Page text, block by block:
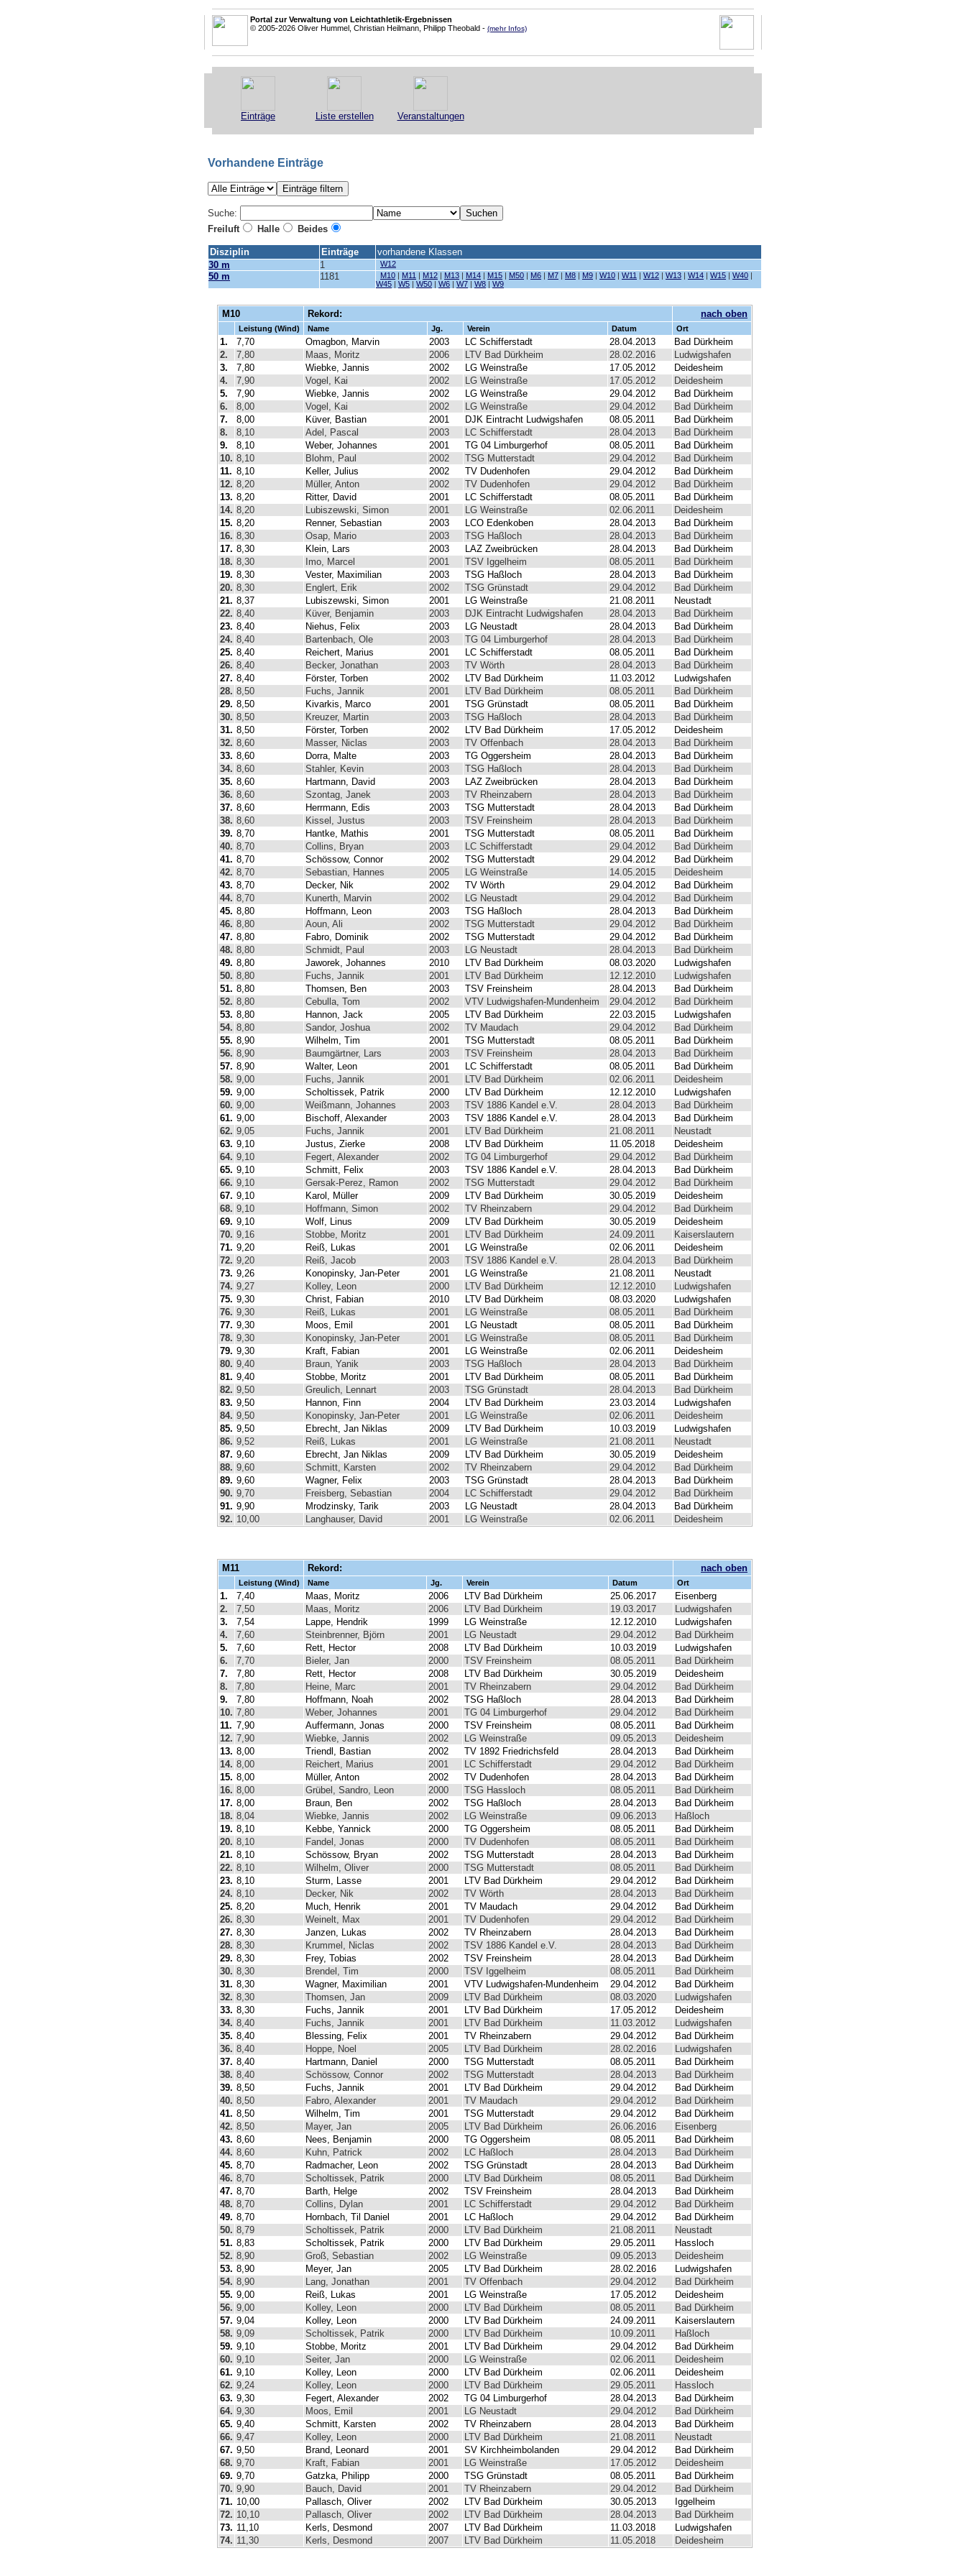
Portal zur Verwaltung von Leichtathletik-Ergebnissen
© 2005-2026 Oliver Hummel, Christian Heilmann, Philipp Theobald - (mehr Infos)
Einträge Liste erstellen Veranstaltungen
Vorhandene Einträge
Suche:
Freiluft
Halle Beides
Disziplin Einträge
vorhandene Klassen
30 m
1 W12
50 m 1181 M10 | M11 | M12 | M13 | M14 | M15 | M50 | M6 | M7 | M8 | M9 | W10 | W11 | W12 | W13 | W14 | W15 | W40 |
W45 | W5 | W50 | W6 | W7 | W8 | W9
M10 Rekord: nach oben
Leistung (Wind) Name Jg. Verein Datum Ort
1. 7,70 Omagbon, Marvin 2003 LC Schifferstadt 28.04.2013
Bad Dürkheim
2.
7,80 Maas, Moritz 2006 LTV Bad Dürkheim 28.02.2016
Ludwigshafen
3.
7,80 Wiebke, Jannis 2002 LG Weinstraße 17.05.2012
Deidesheim
4.
7,90 Vogel, Kai 2002 LG Weinstraße 17.05.2012
Deidesheim
5.
7,90 Wiebke, Jannis 2002 LG Weinstraße 29.04.2012
Bad Dürkheim
6.
8,00 Vogel, Kai 2002 LG Weinstraße 29.04.2012
Bad Dürkheim
7.
8,00 Küver, Bastian 2001 DJK Eintracht Ludwigshafen 08.05.2011
Bad Dürkheim
8.
8,10 Adel, Pascal 2003 LC Schifferstadt 28.04.2013
Bad Dürkheim
9.
8,10 Weber, Johannes 2001 TG 04 Limburgerhof 08.05.2011
Bad Dürkheim
10. 8,10 Blohm, Paul 2002 TSG Mutterstadt 29.04.2012
Bad Dürkheim
11. 8,10 Keller, Julius 2002 TV Dudenhofen 29.04.2012
Bad Dürkheim
12. 8,20 Müller, Anton 2002 TV Dudenhofen 29.04.2012
Bad Dürkheim
13. 8,20 Ritter, David 2001 LC Schifferstadt 08.05.2011
Bad Dürkheim
14. 8,20 Lubiszewski, Simon 2001 LG Weinstraße 02.06.2011
Deidesheim
15. 8,20 Renner, Sebastian 2003 LCO Edenkoben 28.04.2013
Bad Dürkheim
16. 8,30 Osap, Mario 2003 TSG Haßloch 28.04.2013
Bad Dürkheim
17. 8,30 Klein, Lars 2003 LAZ Zweibrücken 28.04.2013
Bad Dürkheim
18. 8,30 Imo, Marcel 2001 TSV Iggelheim 08.05.2011
Bad Dürkheim
19. 8,30 Vester, Maximilian 2003 TSG Haßloch 28.04.2013
Bad Dürkheim
20. 8,30 Englert, Erik 2002 TSG Grünstadt 29.04.2012
Bad Dürkheim
21. 8,37 Lubiszewski, Simon 2001 LG Weinstraße 21.08.2011
Neustadt
22. 8,40 Küver, Benjamin 2003 DJK Eintracht Ludwigshafen 28.04.2013
Bad Dürkheim
23. 8,40 Niehus, Felix 2003 LG Neustadt 28.04.2013
Bad Dürkheim
24. 8,40 Bartenbach, Ole 2003 TG 04 Limburgerhof 28.04.2013
Bad Dürkheim
25. 8,40 Reichert, Marius 2001 LC Schifferstadt 08.05.2011
Bad Dürkheim
26. 8,40 Becker, Jonathan 2003 TV Wörth 28.04.2013
Bad Dürkheim
27. 8,40 Förster, Torben 2002 LTV Bad Dürkheim 11.03.2012
Ludwigshafen
28. 8,50 Fuchs, Jannik 2001 LTV Bad Dürkheim 08.05.2011
Bad Dürkheim
29. 8,50 Kivarkis, Marco 2001 TSG Grünstadt 08.05.2011
Bad Dürkheim
30. 8,50 Kreuzer, Martin 2003 TSG Haßloch 28.04.2013
Bad Dürkheim
31. 8,50 Förster, Torben 2002 LTV Bad Dürkheim 17.05.2012
Deidesheim
32. 8,60 Masser, Niclas 2003 TV Offenbach 28.04.2013
Bad Dürkheim
33. 8,60 Dorra, Malte 2003 TG Oggersheim 28.04.2013
Bad Dürkheim
34. 8,60 Stahler, Kevin 2003 TSG Haßloch 28.04.2013
Bad Dürkheim
35. 8,60 Hartmann, David 2003 LAZ Zweibrücken 28.04.2013
Bad Dürkheim
36. 8,60 Szontag, Janek 2003 TV Rheinzabern 28.04.2013
Bad Dürkheim
37. 8,60 Herrmann, Edis 2003 TSG Mutterstadt 28.04.2013
Bad Dürkheim
38. 8,60 Kissel, Justus 2003 TSV Freinsheim 28.04.2013
Bad Dürkheim
39. 8,70 Hantke, Mathis 2001 TSG Mutterstadt 08.05.2011
Bad Dürkheim
40. 8,70 Collins, Bryan 2003 LC Schifferstadt 29.04.2012
Bad Dürkheim
41. 8,70 Schössow, Connor 2002 TSG Mutterstadt 29.04.2012
Bad Dürkheim
42. 8,70 Sebastian, Hannes 2005 LG Weinstraße 14.05.2015
Deidesheim
43. 8,70 Decker, Nik 2002 TV Wörth 29.04.2012
Bad Dürkheim
44. 8,70 Kunerth, Marvin 2002 LG Neustadt 29.04.2012
Bad Dürkheim
45. 8,80 Hoffmann, Leon 2003 TSG Haßloch 28.04.2013
Bad Dürkheim
46. 8,80 Aoun, Ali 2002 TSG Mutterstadt 29.04.2012
Bad Dürkheim
47. 8,80 Fabro, Dominik 2002 TSG Mutterstadt 29.04.2012
Bad Dürkheim
48. 8,80 Schmidt, Paul 2003 LG Neustadt 28.04.2013
Bad Dürkheim
49. 8,80 Jaworek, Johannes 2010 LTV Bad Dürkheim 08.03.2020
Ludwigshafen
50. 8,80 Fuchs, Jannik 2001 LTV Bad Dürkheim 12.12.2010
Ludwigshafen
51. 8,80 Thomsen, Ben 2003 TSV Freinsheim 28.04.2013
Bad Dürkheim
52. 8,80 Cebulla, Tom 2002 VTV Ludwigshafen-Mundenheim 29.04.2012
Bad Dürkheim
53. 8,80 Hannon, Jack 2005 LTV Bad Dürkheim 22.03.2015
Ludwigshafen
54. 8,80 Sandor, Joshua 2002 TV Maudach 29.04.2012
Bad Dürkheim
55. 8,90 Wilhelm, Tim 2001 TSG Mutterstadt 08.05.2011
Bad Dürkheim
56. 8,90 Baumgärtner, Lars 2003 TSV Freinsheim 28.04.2013
Bad Dürkheim
57. 8,90 Walter, Leon 2001 LC Schifferstadt 08.05.2011
Bad Dürkheim
58. 9,00 Fuchs, Jannik 2001 LTV Bad Dürkheim 02.06.2011
Deidesheim
59. 9,00 Scholtissek, Patrik 2000 LTV Bad Dürkheim 12.12.2010
Ludwigshafen
60. 9,00 Weißmann, Johannes 2003 TSV 1886 Kandel e.V. 28.04.2013
Bad Dürkheim
61. 9,00 Bischoff, Alexander 2003 TSV 1886 Kandel e.V. 28.04.2013
Bad Dürkheim
62. 9,05 Fuchs, Jannik 2001 LTV Bad Dürkheim 21.08.2011
Neustadt
63. 9,10 Justus, Zierke 2008 LTV Bad Dürkheim 11.05.2018
Deidesheim
64. 9,10 Fegert, Alexander 2002 TG 04 Limburgerhof 29.04.2012
Bad Dürkheim
65. 9,10 Schmitt, Felix 2003 TSV 1886 Kandel e.V. 28.04.2013
Bad Dürkheim
66. 9,10 Gersak-Perez, Ramon 2002 TSG Mutterstadt 29.04.2012
Bad Dürkheim
67. 9,10 Karol, Müller 2009 LTV Bad Dürkheim 30.05.2019
Deidesheim
68. 9,10 Hoffmann, Simon 2002 TV Rheinzabern 29.04.2012
Bad Dürkheim
69. 9,10 Wolf, Linus 2009 LTV Bad Dürkheim 30.05.2019
Deidesheim
70. 9,16 Stobbe, Moritz 2001 LTV Bad Dürkheim 24.09.2011
Kaiserslautern
71. 9,20 Reiß, Lukas 2001 LG Weinstraße 02.06.2011
Deidesheim
72. 9,20 Reiß, Jacob 2003 TSV 1886 Kandel e.V. 28.04.2013
Bad Dürkheim
73. 9,26 Konopinsky, Jan-Peter 2001 LG Weinstraße 21.08.2011
Neustadt
74. 9,27 Kolley, Leon 2000 LTV Bad Dürkheim 12.12.2010
Ludwigshafen
75. 9,30 Christ, Fabian 2010 LTV Bad Dürkheim 08.03.2020
Ludwigshafen
76. 9,30 Reiß, Lukas 2001 LG Weinstraße 08.05.2011
Bad Dürkheim
77. 9,30 Moos, Emil 2001 LG Neustadt 08.05.2011
Bad Dürkheim
78. 9,30 Konopinsky, Jan-Peter 2001 LG Weinstraße 08.05.2011
Bad Dürkheim
79. 9,30 Kraft, Fabian 2001 LG Weinstraße 02.06.2011
Deidesheim
80. 9,40 Braun, Yanik 2003 TSG Haßloch 28.04.2013
Bad Dürkheim
81. 9,40 Stobbe, Moritz 2001 LTV Bad Dürkheim 08.05.2011
Bad Dürkheim
82. 9,50 Greulich, Lennart 2003 TSG Grünstadt 28.04.2013
Bad Dürkheim
83. 9,50 Hannon, Finn 2004 LTV Bad Dürkheim 23.03.2014
Ludwigshafen
84. 9,50 Konopinsky, Jan-Peter 2001 LG Weinstraße 02.06.2011
Deidesheim
85. 9,50 Ebrecht, Jan Niklas 2009 LTV Bad Dürkheim 10.03.2019
Ludwigshafen
86. 9,52 Reiß, Lukas 2001 LG Weinstraße 21.08.2011
Neustadt
87. 9,60 Ebrecht, Jan Niklas 2009 LTV Bad Dürkheim 30.05.2019
Deidesheim
88. 9,60 Schmitt, Karsten 2002 TV Rheinzabern 29.04.2012
Bad Dürkheim
89. 9,60 Wagner, Felix 2003 TSG Grünstadt 28.04.2013
Bad Dürkheim
90. 9,70 Freisberg, Sebastian 2004 LC Schifferstadt 29.04.2012
Bad Dürkheim
91. 9,90 Mrodzinsky, Tarik 2003 LG Neustadt 28.04.2013
Bad Dürkheim
92. 10,00 Langhauser, David 2001 LG Weinstraße 02.06.2011 Deidesheim
M11 Rekord: nach oben
Leistung (Wind) Name Jg. Verein Datum Ort
1. 7,40 Maas, Moritz 2006 LTV Bad Dürkheim 25.06.2017
Eisenberg
2.
7,50 Maas, Moritz 2006 LTV Bad Dürkheim 19.03.2017
Ludwigshafen
3.
7,54 Lappe, Hendrik 1999 LG Weinstraße 12.12.2010
Ludwigshafen
4.
7,60 Steinbrenner, Björn 2001 LG Neustadt 29.04.2012
Bad Dürkheim
5.
7,60 Rett, Hector 2008 LTV Bad Dürkheim 10.03.2019
Ludwigshafen
6.
7,70 Bieler, Jan 2000 TSV Freinsheim 08.05.2011
Bad Dürkheim
7.
7,80 Rett, Hector 2008 LTV Bad Dürkheim 30.05.2019
Deidesheim
8.
7,80 Heine, Marc 2001 TV Rheinzabern 29.04.2012
Bad Dürkheim
9.
7,80 Hoffmann, Noah 2002 TSG Haßloch 28.04.2013
Bad Dürkheim
10. 7,80 Weber, Johannes 2001 TG 04 Limburgerhof 29.04.2012
Bad Dürkheim
11. 7,90 Auffermann, Jonas 2000 TSV Freinsheim 08.05.2011
Bad Dürkheim
12. 7,90 Wiebke, Jannis 2002 LG Weinstraße 09.05.2013
Deidesheim
13. 8,00 Triendl, Bastian 2002 TV 1892 Friedrichsfeld 28.04.2013
Bad Dürkheim
14. 8,00 Reichert, Marius 2001 LC Schifferstadt 29.04.2012
Bad Dürkheim
15. 8,00 Müller, Anton 2002 TV Dudenhofen 28.04.2013
Bad Dürkheim
16. 8,00 Grübel, Sandro, Leon 2000 TSG Hassloch 08.05.2011
Bad Dürkheim
17. 8,00 Braun, Ben 2002 TSG Haßloch 28.04.2013
Bad Dürkheim
18. 8,04 Wiebke, Jannis 2002 LG Weinstraße 09.06.2013
Haßloch
19. 8,10 Kebbe, Yannick 2000 TG Oggersheim 08.05.2011
Bad Dürkheim
20. 8,10 Fandel, Jonas 2000 TV Dudenhofen 08.05.2011
Bad Dürkheim
21. 8,10 Schössow, Bryan 2002 TSG Mutterstadt 28.04.2013
Bad Dürkheim
22. 8,10 Wilhelm, Oliver 2000 TSG Mutterstadt 08.05.2011
Bad Dürkheim
23. 8,10 Sturm, Lasse 2001 LTV Bad Dürkheim 29.04.2012
Bad Dürkheim
24. 8,10 Decker, Nik 2002 TV Wörth 28.04.2013
Bad Dürkheim
25. 8,20 Much, Henrik 2001 TV Maudach 29.04.2012
Bad Dürkheim
26. 8,30 Weinelt, Max 2001 TV Dudenhofen 29.04.2012
Bad Dürkheim
27. 8,30 Janzen, Lukas 2002 TV Rheinzabern 28.04.2013
Bad Dürkheim
28. 8,30 Krummel, Niclas 2002 TSV 1886 Kandel e.V. 28.04.2013
Bad Dürkheim
29. 8,30 Frey, Tobias 2002 TSV Freinsheim 28.04.2013
Bad Dürkheim
30. 8,30 Brendel, Tim 2000 TSV Iggelheim 08.05.2011
Bad Dürkheim
31. 8,30 Wagner, Maximilian 2001 VTV Ludwigshafen-Mundenheim 29.04.2012
Bad Dürkheim
32. 8,30 Thomsen, Jan 2009 LTV Bad Dürkheim 08.03.2020
Ludwigshafen
33. 8,30 Fuchs, Jannik 2001 LTV Bad Dürkheim 17.05.2012
Deidesheim
34. 8,40 Fuchs, Jannik 2001 LTV Bad Dürkheim 11.03.2012
Ludwigshafen
35. 8,40 Blessing, Felix 2001 TV Rheinzabern 29.04.2012
Bad Dürkheim
36. 8,40 Hoppe, Noel 2005 LTV Bad Dürkheim 28.02.2016
Ludwigshafen
37. 8,40 Hartmann, Daniel 2000 TSG Mutterstadt 08.05.2011
Bad Dürkheim
38. 8,40 Schössow, Connor 2002 TSG Mutterstadt 28.04.2013
Bad Dürkheim
39. 8,50 Fuchs, Jannik 2001 LTV Bad Dürkheim 29.04.2012
Bad Dürkheim
40. 8,50 Fabro, Alexander 2001 TV Maudach 29.04.2012
Bad Dürkheim
41. 8,50 Wilhelm, Tim 2001 TSG Mutterstadt 29.04.2012
Bad Dürkheim
42. 8,50 Mayer, Jan 2005 LTV Bad Dürkheim 26.06.2016
Eisenberg
43. 8,60 Nees, Benjamin 2000 TG Oggersheim 08.05.2011
Bad Dürkheim
44. 8,60 Kuhn, Patrick 2002 LC Haßloch 28.04.2013
Bad Dürkheim
45. 8,70 Radmacher, Leon 2002 TSG Grünstadt 28.04.2013
Bad Dürkheim
46. 8,70 Scholtissek, Patrik 2000 LTV Bad Dürkheim 08.05.2011
Bad Dürkheim
47. 8,70 Barth, Helge 2002 TSV Freinsheim 28.04.2013
Bad Dürkheim
48. 8,70 Collins, Dylan 2001 LC Schifferstadt 29.04.2012
Bad Dürkheim
49. 8,70 Hornbach, Til Daniel 2001 LC Haßloch 29.04.2012
Bad Dürkheim
50. 8,79 Scholtissek, Patrik 2000 LTV Bad Dürkheim 21.08.2011
Neustadt
51. 8,83 Scholtissek, Patrik 2000 LTV Bad Dürkheim 29.05.2011
Hassloch
52. 8,90 Groß, Sebastian 2002 LG Weinstraße 09.05.2013
Deidesheim
53. 8,90 Meyer, Jan 2005 LTV Bad Dürkheim 28.02.2016
Ludwigshafen
54. 8,90 Lang, Jonathan 2001 TV Offenbach 29.04.2012
Bad Dürkheim
55. 9,00 Reiß, Lukas 2001 LG Weinstraße 17.05.2012
Deidesheim
56. 9,00 Kolley, Leon 2000 LTV Bad Dürkheim 08.05.2011
Bad Dürkheim
57. 9,04 Kolley, Leon 2000 LTV Bad Dürkheim 24.09.2011
Kaiserslautern
58. 9,09 Scholtissek, Patrik 2000 LTV Bad Dürkheim 10.09.2011
Haßloch
59. 9,10 Stobbe, Moritz 2001 LTV Bad Dürkheim 29.04.2012
Bad Dürkheim
60. 9,10 Seiter, Jan 2000 LG Weinstraße 02.06.2011
Deidesheim
61. 9,10 Kolley, Leon 2000 LTV Bad Dürkheim 02.06.2011
Deidesheim
62. 9,24 Kolley, Leon 2000 LTV Bad Dürkheim 29.05.2011
Hassloch
63. 9,30 Fegert, Alexander 2002 TG 04 Limburgerhof 28.04.2013
Bad Dürkheim
64. 9,30 Moos, Emil 2001 LG Neustadt 29.04.2012
Bad Dürkheim
65. 9,40 Schmitt, Karsten 2002 TV Rheinzabern 28.04.2013
Bad Dürkheim
66. 9,47 Kolley, Leon 2000 LTV Bad Dürkheim 21.08.2011
Neustadt
67. 9,50 Brand, Leonard 2001 SV Kirchheimbolanden 29.04.2012
Bad Dürkheim
68. 9,70 Kraft, Fabian 2001 LG Weinstraße 17.05.2012
Deidesheim
69. 9,70 Gatzka, Philipp 2000 TSG Grünstadt 08.05.2011
Bad Dürkheim
70. 9,90 Bauch, David 2001 TV Rheinzabern 29.04.2012
Bad Dürkheim
71. 10,00 Pallasch, Oliver 2002 LTV Bad Dürkheim 30.05.2013
Iggelheim
72. 10,10 Pallasch, Oliver 2002 LTV Bad Dürkheim 28.04.2013
Bad Dürkheim
73. 11,10 Kerls, Desmond 2007 LTV Bad Dürkheim 11.03.2018
Ludwigshafen
74. 11,30 Kerls, Desmond 2007 LTV Bad Dürkheim 11.05.2018 Deidesheim